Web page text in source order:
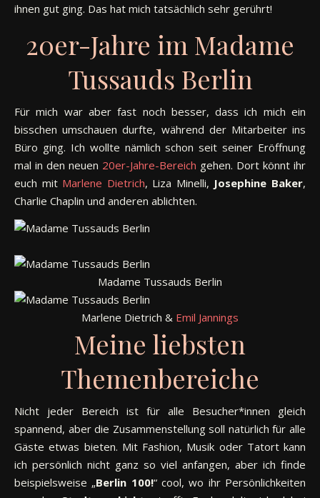
ihnen gut ging. Das hat mich tatsächlich sehr gerührt!
20er-Jahre im Madame
Tussauds Berlin
Für mich war aber fast noch besser, dass ich mich ein
bisschen umschauen durfte, während der Mitarbeiter ins
Büro ging. Ich wollte nämlich schon seit seiner Eröffnung
mal in den neuen 20er-Jahre-Bereich gehen. Dort könnt ihr
euch mit Marlene Dietrich, Liza Minelli, Josephine Baker,
Charlie Chaplin und anderen ablichten.
Madame Tussauds Berlin
Marlene Dietrich & Emil Jannings
Meine liebsten
Themenbereiche
Nicht jeder Bereich ist für alle Besucher*innen gleich
spannend, aber die Zusammenstellung soll natürlich für alle
Gäste etwas bieten. Mit Fashion, Musik oder Tatort kann
ich persönlich nicht ganz so viel anfangen, aber ich finde
beispielsweise „Berlin 100!“ cool, wo ihr Persönlichkeiten